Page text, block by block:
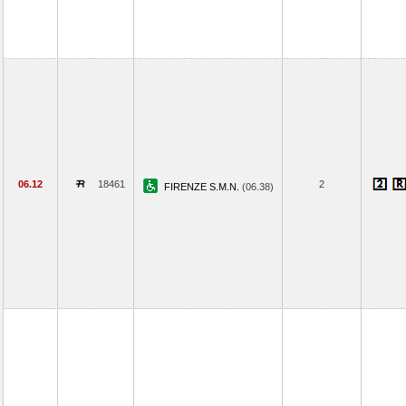
06.12 18461 FIRENZE S.M.N. (06.38) 2